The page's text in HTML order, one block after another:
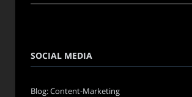
SOCIAL MEDIA
Blog: Content-Marketing